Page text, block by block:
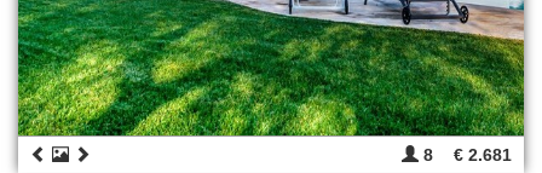
8 € 2.681